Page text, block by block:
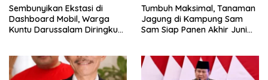
Sembunyikan Ekstasi di
Dashboard Mobil, Warga
Kuntu Darussalam Diringkus
Tumbuh Maksimal, Tanaman
Jagung di Kampung Sam
Sam Siap Panen Akhir Juni